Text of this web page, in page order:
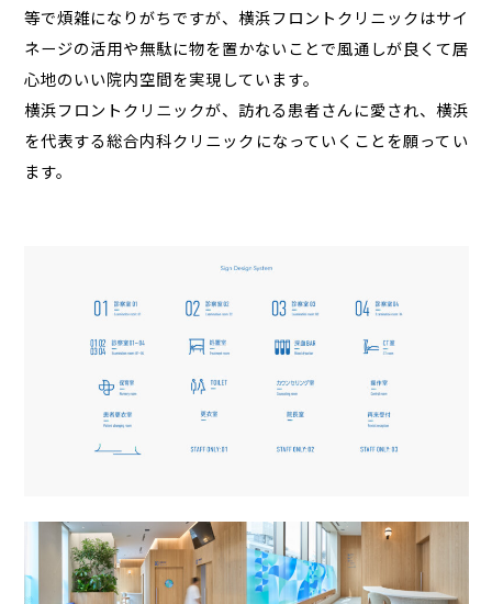
等で煩雑になりがちですが、横浜フロントクリニックはサイ
ネージの活用や無駄に物を置かないことで風通しが良くて居
心地のいい院内空間を実現しています。
横浜フロントクリニックが、訪れる患者さんに愛され、横浜
を代表する総合内科クリニックになっていくことを願ってい
ます。